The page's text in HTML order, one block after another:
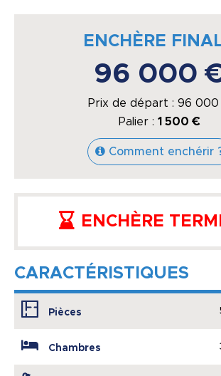
ENCHÈRE
96 000
Prix de départ : 96 000
Palier : 1 500 €
Comment enchérir
ENCHÈRE
CARACTÉRISTIQUES
Pièces
Chambres